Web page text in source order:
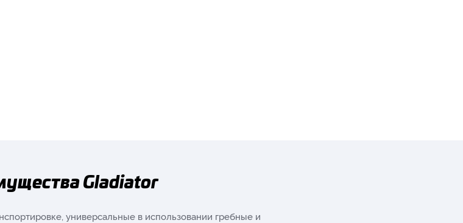
Gladiator
универсальные в использовании гребные и